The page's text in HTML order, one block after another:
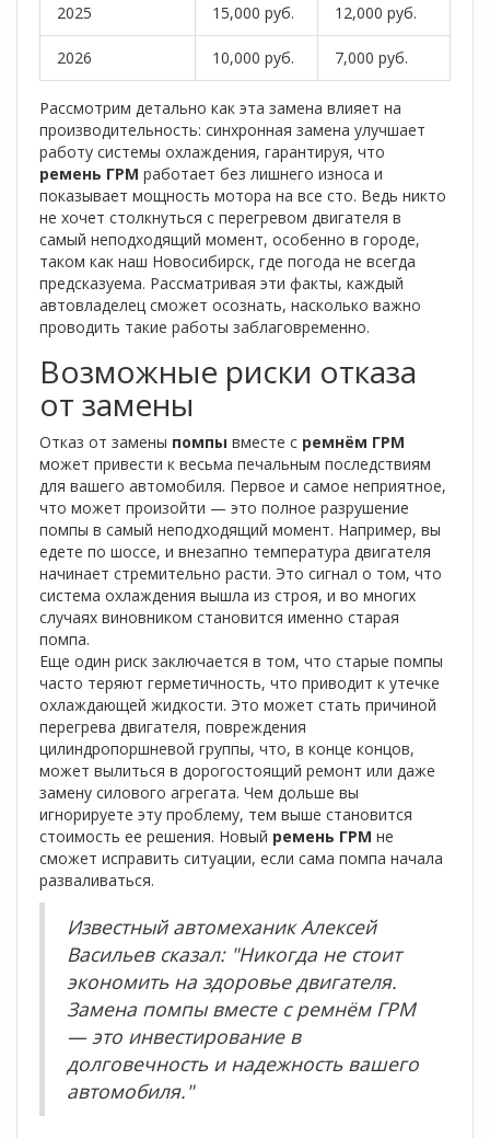
2025 15,000 руб. 12,000 руб.
2026 10,000 руб. 7,000 руб.
Рассмотрим детально как эта замена влияет на
производительность: синхронная замена улучшает
работу системы охлаждения, гарантируя, что
ремень ГРМ работает без лишнего износа и
показывает мощность мотора на все сто. Ведь никто
не хочет столкнуться с перегревом двигателя в
самый неподходящий момент, особенно в городе,
таком как наш Новосибирск, где погода не всегда
предсказуема. Рассматривая эти факты, каждый
автовладелец сможет осознать, насколько важно
проводить такие работы заблаговременно.
Возможные риски отказа
от замены
Отказ от замены помпы вместе с ремнём ГРМ
может привести к весьма печальным последствиям
для вашего автомобиля. Первое и самое неприятное,
что может произойти — это полное разрушение
помпы в самый неподходящий момент. Например, вы
едете по шоссе, и внезапно температура двигателя
начинает стремительно расти. Это сигнал о том, что
система охлаждения вышла из строя, и во многих
случаях виновником становится именно старая
помпа.
Еще один риск заключается в том, что старые помпы
часто теряют герметичность, что приводит к утечке
охлаждающей жидкости. Это может стать причиной
перегрева двигателя, повреждения
цилиндропоршневой группы, что, в конце концов,
может вылиться в дорогостоящий ремонт или даже
замену силового агрегата. Чем дольше вы
игнорируете эту проблему, тем выше становится
стоимость ее решения. Новый ремень ГРМ не
сможет исправить ситуации, если сама помпа начала
разваливаться.
Известный автомеханик Алексей
Васильев сказал: "Никогда не стоит
экономить на здоровье двигателя.
Замена помпы вместе с ремнём ГРМ
— это инвестирование в
долговечность и надежность вашего
автомобиля."